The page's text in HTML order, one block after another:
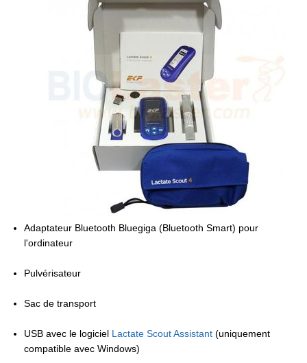
Adaptateur Bluetooth Bluegiga (Bluetooth Smart) pour
l'ordinateur
Pulvérisateur
Sac de transport
USB avec le logiciel Lactate Scout Assistant (uniquement
compatible avec Windows)